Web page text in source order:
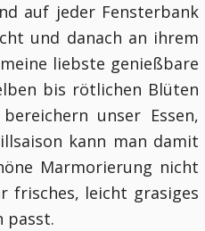
auf jeder Fensterbank
und danach an ihrem
liebste genießbare
bis rötlichen Blüten
unser Essen,
kann man damit
Marmorierung nicht
frisches, leicht grasiges
passt.